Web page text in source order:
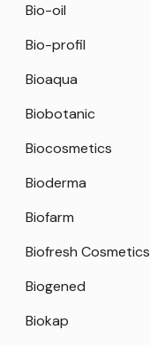
Bio-oil
Bio-profil
Bioaqua
Biobotanic
Biocosmetics
Bioderma
Biofarm
Biofresh Cosmetics
Biogened
Biokap